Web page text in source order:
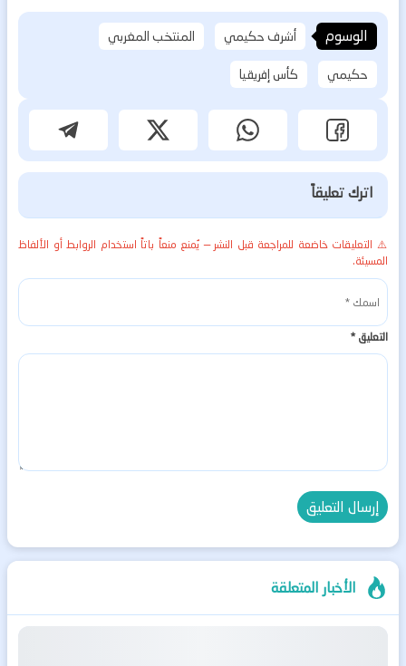
الوسوم أشرف حكيمي
المنتخب المغربي
حكيمي
كأس إفريقيا
اترك تعليقاً
⚠️ التعليقات خاضعة للمراجعة قبل النشر — يُمنع منعاً باتاً استخدام الروابط أو الألفاظ
المسيئة.
التعليق*
الأخبار المتعلقة